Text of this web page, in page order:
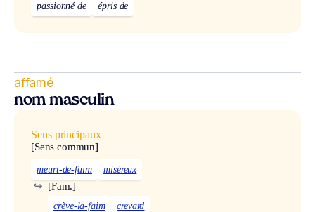
passionné de
épris de
affamé
nom masculin
Sens principaux
[Sens commun]
meurt-de-faim miséreux
[Fam.]
↪
crève-la-faim crevard